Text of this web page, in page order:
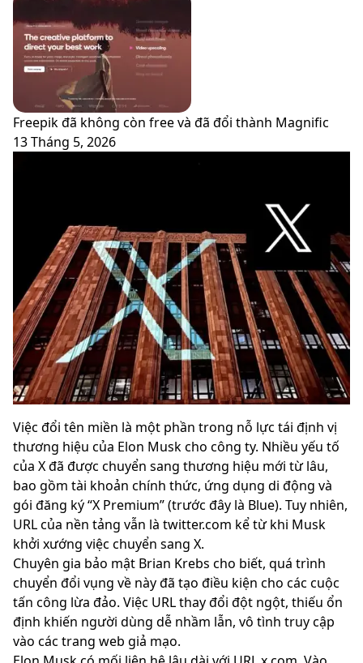
Freepik đã không còn free và đã đổi thành Magnific
13 Tháng 5, 2026
Việc đổi tên miền là một phần trong nỗ lực tái định vị
thương hiệu của Elon Musk cho công ty. Nhiều yếu tố
của X đã được chuyển sang thương hiệu mới từ lâu,
bao gồm tài khoản chính thức, ứng dụng di động và
gói đăng ký “X Premium” (trước đây là Blue). Tuy nhiên,
URL của nền tảng vẫn là twitter.com kể từ khi Musk
khởi xướng việc chuyển sang X.
Chuyên gia bảo mật Brian Krebs cho biết, quá trình
chuyển đổi vụng về này đã tạo điều kiện cho các cuộc
tấn công lừa đảo. Việc URL thay đổi đột ngột, thiếu ổn
định khiến người dùng dễ nhầm lẫn, vô tình truy cập
vào các trang web giả mạo.